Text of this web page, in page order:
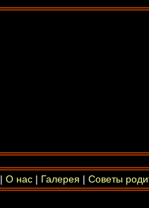
| О нас | Галерея | Советы